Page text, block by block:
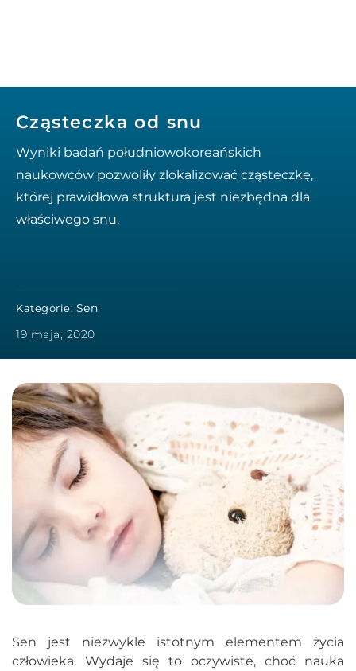
Cząsteczka od snu
Wyniki badań południowokoreańskich
naukowców pozwoliły zlokalizować cząsteczkę,
której prawidłowa struktura jest niezbędna dla
właściwego snu.
Kategorie: Sen
19 maja, 2020
Sen jest niezwykle istotnym elementem życia
człowieka. Wydaje się to oczywiste, choć nauka